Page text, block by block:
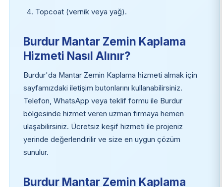
Topcoat (vernik veya yağ).
Burdur Mantar Zemin Kaplama
Hizmeti Nasıl Alınır?
Burdur'da Mantar Zemin Kaplama hizmeti almak için
sayfamızdaki iletişim butonlarını kullanabilirsiniz.
Telefon, WhatsApp veya teklif formu ile Burdur
bölgesinde hizmet veren uzman firmaya hemen
ulaşabilirsiniz. Ücretsiz keşif hizmeti ile projeniz
yerinde değerlendirilir ve size en uygun çözüm
sunulur.
Burdur Mantar Zemin Kaplama